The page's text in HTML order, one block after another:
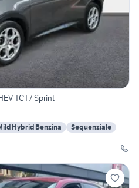
TCT7 Sprint
Hybrid Benzina
Sequenziale